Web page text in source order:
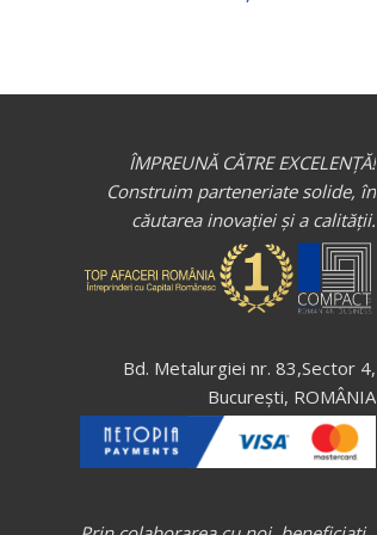
ÎMPREUNĂ CĂTRE EXCELENȚĂ!
Construim parteneriate solide, în
căutarea inovației și a calității.
Bd. Metalurgiei nr. 83,Sector 4,
București, ROMÂNIA